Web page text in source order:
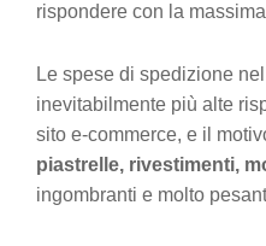
rispondere con la
Le spese di spedizione
inevitabilmente più alte
sito e-commerce, e il
piastrelle, rivestimenti,
ingombranti e molto